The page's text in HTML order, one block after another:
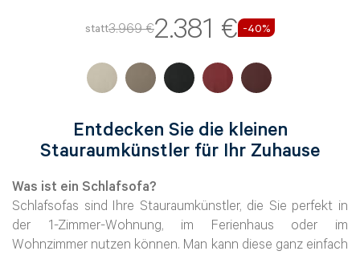
Telefon*
Auftragsnummer ein
statt3.969 €2.381 € -40%
Entdecken Sie die kleinen
Stauraumkünstler für Ihr Zuhause
Was ist ein Schlafsofa?
Schlafsofas sind Ihre Stauraumkünstler, die Sie perfekt in
der 1-Zimmer-Wohnung, im Ferienhaus oder im
Wohnzimmer nutzen können. Man kann diese ganz einfach